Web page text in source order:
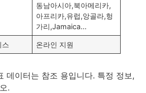
동남아시아,북아메리카,
아프리카,유럽,앙골라,헝
가리,Jamaica…
스 온라인 지원
데이터는 참조 용입니다. 특정 정보,
.